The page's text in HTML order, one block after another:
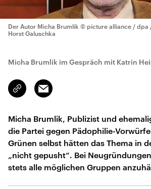
Der Autor Micha Brumlik © picture alliance / dpa
Horst Galuschka
Micha Brumlik im Gespräch mit Katrin
Link
kopieren/teilen
Email
Micha Brumlik, Publizist und
die Partei gegen Pädophilie-
Grünen selbst hätten das Thema in
„nicht gepusht“. Bei
stets alle möglichen Gruppen